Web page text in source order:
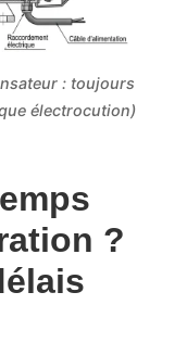
: toujours
électrocution)
?